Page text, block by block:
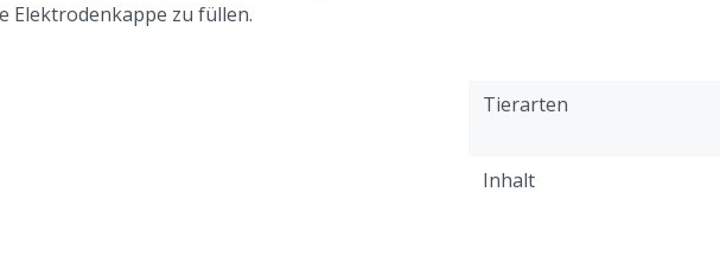
Elektrodenkappe zu füllen.
Tierarten
Inhalt